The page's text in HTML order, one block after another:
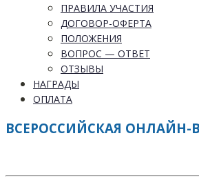
ПРАВИЛА УЧАСТИЯ
ДОГОВОР-ОФЕРТА
ПОЛОЖЕНИЯ
ВОПРОС — ОТВЕТ
ОТЗЫВЫ
НАГРАДЫ
ОПЛАТА
ВСЕРОССИЙСКАЯ ОНЛАЙН-